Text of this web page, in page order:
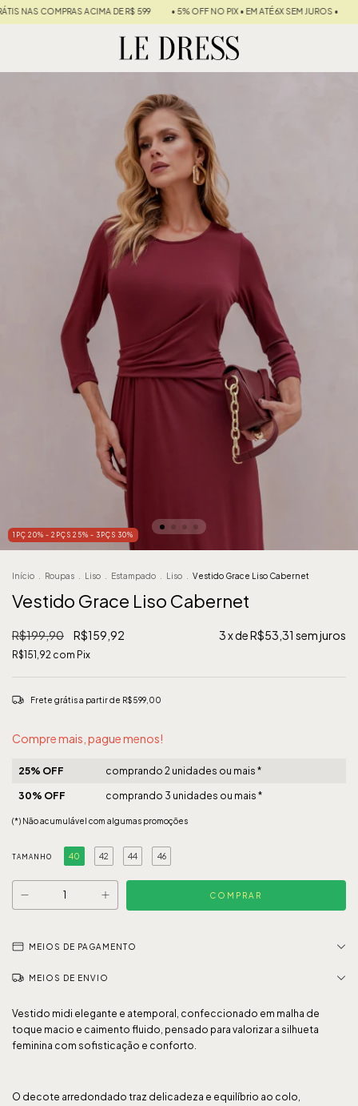
DE R$ 599 • 5% OFF NO PIX • EM ATÉ 6X SEM JUROS • 10% DE CASHBACK
1PÇ 20% - 2PÇS 25% - 3PÇS 30%
Início Roupas Liso Estampado Liso Vestido Grace Liso Cabernet
Vestido Grace Liso Cabernet
R$199,90 R$159,92 3x deR$53,31 sem juros
R$151,92 com Pix
Frete grátisa partir de R$599,00
Compre mais, pague menos!
25% OFF comprando 2 unidades ou mais *
30% OFF comprando 3 unidades ou mais *
(*) Não acumulável com algumas promoções
TAMANHO 40 42 44 46
MEIOS DE PAGAMENTO
MEIOS DE ENVIO
Vestido midi elegante e atemporal, confeccionado em malha de
toque macio e caimento fluido, pensado para valorizar a silhueta
feminina com sofisticação e conforto.
O decote arredondado traz delicadeza e equilíbrio ao colo,